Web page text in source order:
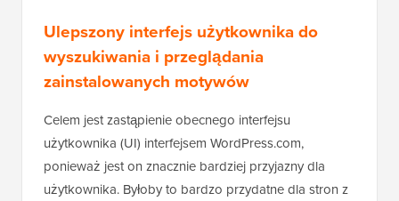
Ulepszony interfejs użytkownika do
wyszukiwania i przeglądania
zainstalowanych motywów
Celem jest zastąpienie obecnego interfejsu
użytkownika (UI) interfejsem WordPress.com,
ponieważ jest on znacznie bardziej przyjazny dla
użytkownika. Byłoby to bardzo przydatne dla stron z